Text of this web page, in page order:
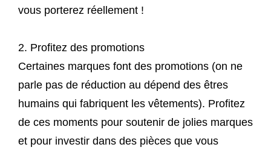
vous porterez réellement !
2. Profitez des promotions
Certaines marques font des promotions (on ne
parle pas de réduction au dépend des êtres
humains qui fabriquent les vêtements). Profitez
de ces moments pour soutenir de jolies marques
et pour investir dans des pièces que vous